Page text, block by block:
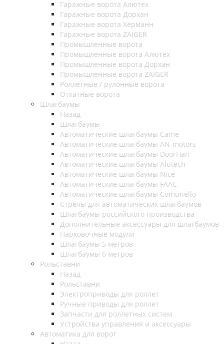
Гаражные ворота Алютех
Гаражные ворота Дорхан
Гаражные ворота Хёрманн
Гаражные ворота ZAIGER
Промышленные ворота
Промышленные ворота Алютех
Промышленные ворота Дорхан
Промышленные ворота ZAIGER
Роллетные / рулонные ворота
Откатные ворота
Шлагбаумы
Назад
Шлагбаумы
Автоматические шлагбаумы Came
Автоматические шлагбаумы AN-motors
Автоматические шлагбаумы DoorHan
Автоматические шлагбаумы Alutech
Автоматические шлагбаумы Nice
Автоматические шлагбаумы FAAC
Автоматические шлагбаумы Comunello
Стрелы для автоматических шлагбаумов
Шлагбаумы российского производства
Дополнительные аксессуары для шлагбаумов
Парковочные модули
Шлагбаумы 5 метров
Шлагбаумы 6 метров
Рольставни
Назад
Рольставни
Электроприводы для роллет
Ручные приводы для роллет
Запчасти для роллетных систем
Устройства управления и аксессуары
Автоматика для ворот